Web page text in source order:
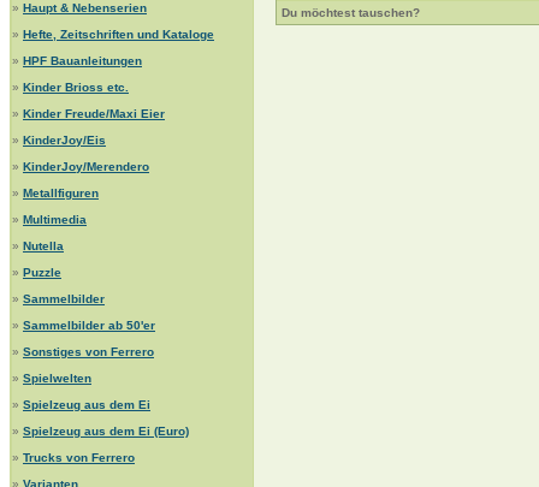
» Haupt & Nebenserien
» Hefte, Zeitschriften und Kataloge
» HPF Bauanleitungen
» Kinder Brioss etc.
» Kinder Freude/Maxi Eier
» KinderJoy/Eis
» KinderJoy/Merendero
» Metallfiguren
» Multimedia
» Nutella
» Puzzle
» Sammelbilder
» Sammelbilder ab 50'er
» Sonstiges von Ferrero
» Spielwelten
» Spielzeug aus dem Ei
» Spielzeug aus dem Ei (Euro)
» Trucks von Ferrero
» Varianten
Du möchtest tauschen?